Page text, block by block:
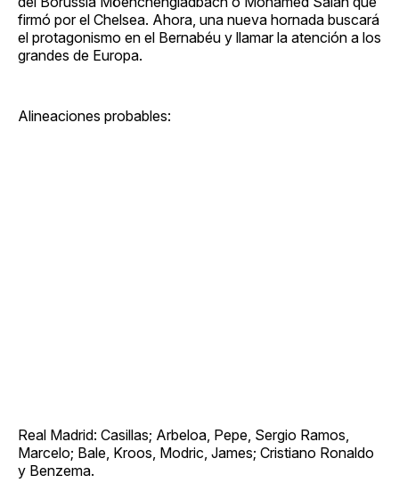
firmó por el Chelsea. Ahora, una nueva hornada buscará
el protagonismo en el Bernabéu y llamar la atención a los
grandes de Europa.
Alineaciones probables:
Real Madrid: Casillas; Arbeloa, Pepe, Sergio Ramos,
Marcelo; Bale, Kroos, Modric, James; Cristiano Ronaldo
y Benzema.